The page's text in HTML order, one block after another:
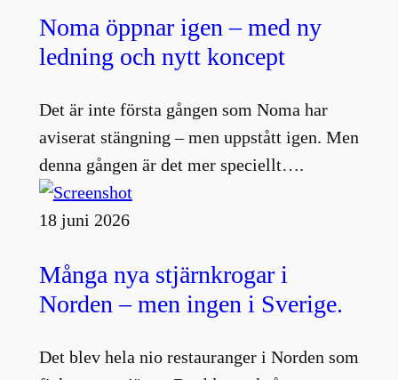
Noma öppnar igen – med ny
ledning och nytt koncept
Det är inte första gången som Noma har
aviserat stängning – men uppstått igen. Men
denna gången är det mer speciellt….
18 juni 2026
Många nya stjärnkrogar i
Norden – men ingen i Sverige.
Det blev hela nio restauranger i Norden som